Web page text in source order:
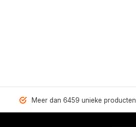
Meer dan 6459 unieke producten